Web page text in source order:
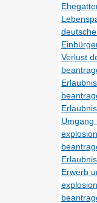
Verlust
Umgang
Erwerb